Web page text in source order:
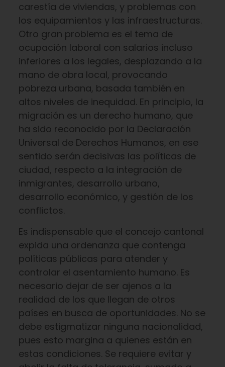
carestía de viviendas, y problemas con
los equipamientos y las infraestructuras.
Otro gran problema es el tema de
ocupación laboral con salarios incluso
inferiores a los legales, desplazando a la
mano de obra local, provocando
pobreza urbana, basada también en
altos niveles de inequidad. En principio, la
migración es un derecho humano, que
ha sido reconocido por la Declaración
Universal de Derechos Humanos, en ese
sentido serán decisivas las políticas de
ciudad, respecto a la integración de
inmigrantes, desarrollo urbano,
desarrollo económico, y gestión de los
conflictos.
Es indispensable que el concejo cantonal
expida una ordenanza que contenga
políticas públicas para atender y
controlar el asentamiento humano. Es
necesario dejar de ser ajenos a la
realidad de los que llegan de otros
países en busca de oportunidades. No se
debe estigmatizar ninguna nacionalidad,
pues esto margina a quienes están en
estas condiciones. Se requiere evitar y